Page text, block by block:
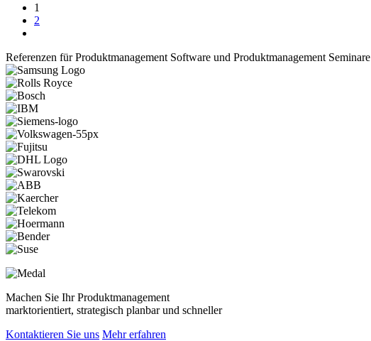
1
2
Referenzen für Produktmanagement Software und Produktmanagement Seminare
Machen Sie Ihr Produktmanagement
marktorientiert, strategisch planbar und schneller
Kontaktieren Sie uns Mehr erfahren